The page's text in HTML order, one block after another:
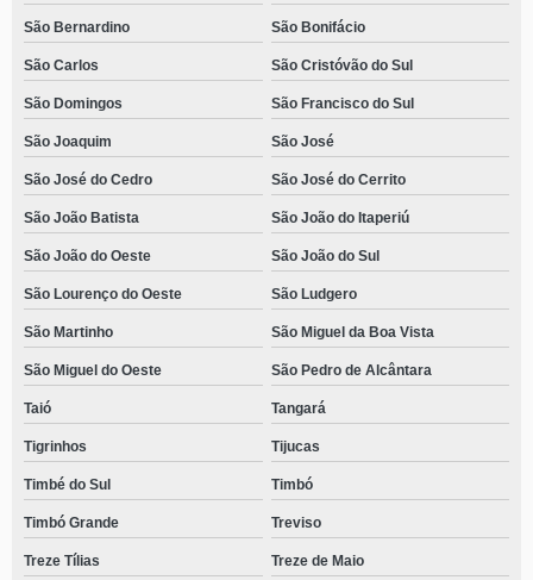
São Bernardino São Bonifácio
São Carlos São Cristóvão do Sul
São Domingos São Francisco do Sul
São Joaquim São José
São José do Cedro São José do Cerrito
São João Batista São João do Itaperiú
São João do Oeste São João do Sul
São Lourenço do Oeste São Ludgero
São Martinho São Miguel da Boa Vista
São Miguel do Oeste São Pedro de Alcântara
Taió Tangará
Tigrinhos Tijucas
Timbé do Sul Timbó
Timbó Grande Treviso
Treze Tílias Treze de Maio